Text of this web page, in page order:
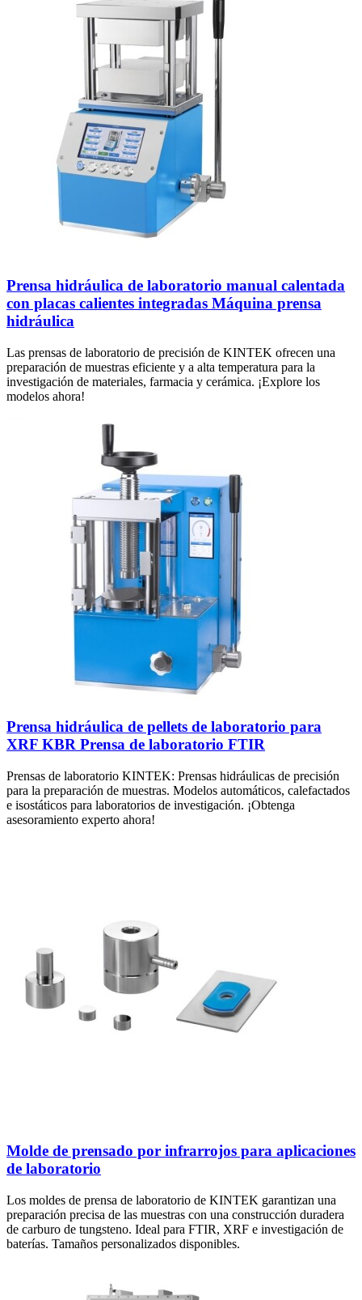
Prensa hidráulica de laboratorio manual calentada
con placas calientes integradas Máquina prensa
hidráulica
Las prensas de laboratorio de precisión de KINTEK ofrecen una
preparación de muestras eficiente y a alta temperatura para la
investigación de materiales, farmacia y cerámica. ¡Explore los
modelos ahora!
Prensa hidráulica de pellets de laboratorio para
XRF KBR Prensa de laboratorio FTIR
Prensas de laboratorio KINTEK: Prensas hidráulicas de precisión
para la preparación de muestras. Modelos automáticos, calefactados
e isostáticos para laboratorios de investigación. ¡Obtenga
asesoramiento experto ahora!
Molde de prensado por infrarrojos para aplicaciones
de laboratorio
Los moldes de prensa de laboratorio de KINTEK garantizan una
preparación precisa de las muestras con una construcción duradera
de carburo de tungsteno. Ideal para FTIR, XRF e investigación de
baterías. Tamaños personalizados disponibles.